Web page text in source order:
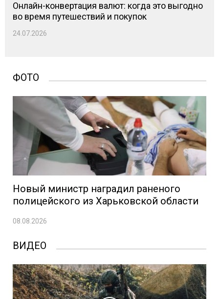
Онлайн-конвертация валют: когда это выгодно
во время путешествий и покупок
24.07.2026
ФОТО
Новый министр наградил раненого
полицейского из Харьковской области
08.08.2026
ВИДЕО